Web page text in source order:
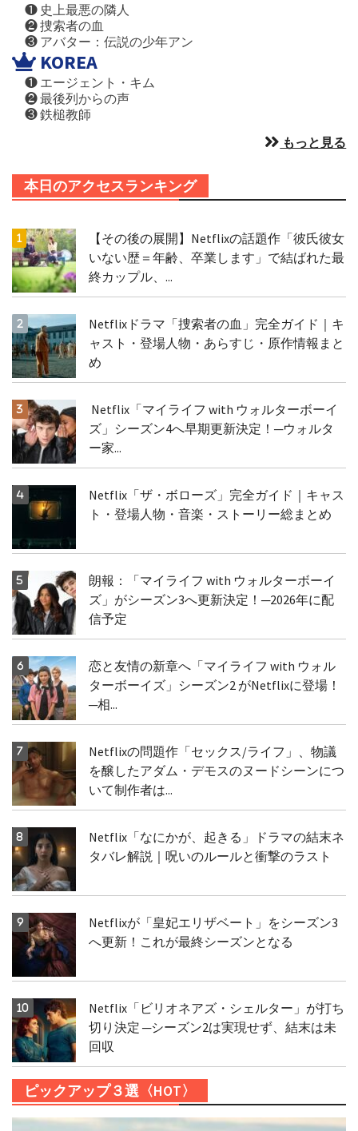
❶ 史上最悪の隣人
❷ 捜索者の血
❸ アバター：伝説の少年アン
KOREA
❶ エージェント・キム
❷ 最後列からの声
❸ 鉄槌教師
もっと見る
本日のアクセスランキング
【その後の展開】Netflixの話題作「彼氏彼女
いない歴＝年齢、卒業します」で結ばれた最
終カップル、...
Netflixドラマ「捜索者の血」完全ガイド｜キ
ャスト・登場人物・あらすじ・原作情報まと
め
Netflix「マイライフ with ウォルターボーイ
ズ」シーズン4へ早期更新決定！─ウォルタ
ー家...
Netflix「ザ・ボローズ」完全ガイド｜キャス
ト・登場人物・音楽・ストーリー総まとめ
朗報：「マイライフ with ウォルターボーイ
ズ」がシーズン3へ更新決定！─2026年に配
信予定
恋と友情の新章へ「マイライフ with ウォル
ターボーイズ」シーズン2 がNetflixに登場！
─相...
Netflixの問題作「セックス/ライフ」、物議
を醸したアダム・デモスのヌードシーンにつ
いて制作者は...
Netflix「なにかが、起きる」ドラマの結末ネ
タバレ解説｜呪いのルールと衝撃のラスト
Netflixが「皇妃エリザベート」をシーズン3
へ更新！これが最終シーズンとなる
Netflix「ビリオネアズ・シェルター」が打ち
切り決定 ─シーズン2は実現せず、結末は未
回収
ピックアップ３選〈HOT〉